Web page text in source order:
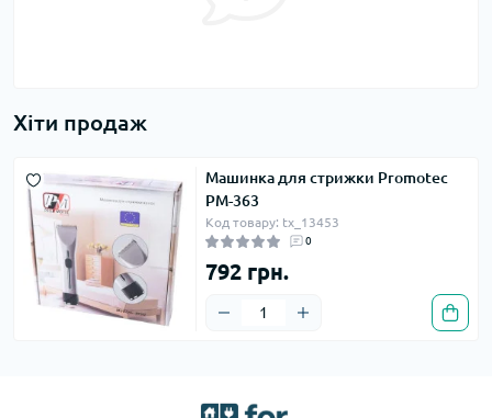
Хіти продаж
Машинка для стрижки Promotec
PM-363
Код товару: tx_13453
0
792 грн.